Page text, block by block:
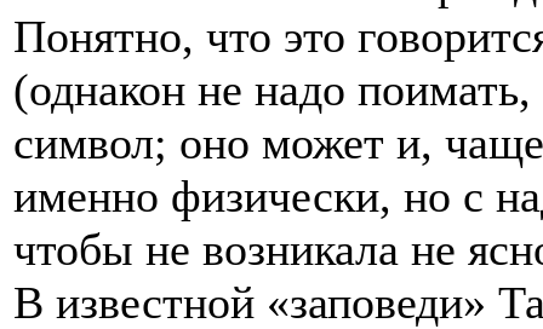
Понятно, что это
(однакон не надо
символ; оно может и, чаще
именно физически, но с
чтобы не возникала не
В известной «заповеди»